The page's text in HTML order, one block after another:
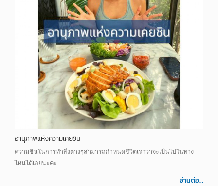
อานุภาพแห่งความเคยชิน
ความชินในการทำสิ่งต่างๆสามารถกำหนดชีวิตเราว่าจะเป็นไปในทาง
ไหนได้เลยนะคะ
อ่านต่อ...